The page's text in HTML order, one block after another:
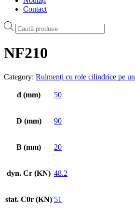
Contact
Products
search
NF210
Category: Rulmenți cu role cilindrice pe
d (mm) 50
D (mm) 90
B (mm) 20
dyn. Cr (KN) 48.2
stat. C0r (KN) 51